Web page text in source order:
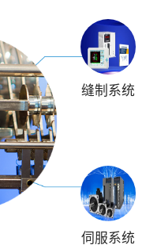
缝制系统
伺服系统